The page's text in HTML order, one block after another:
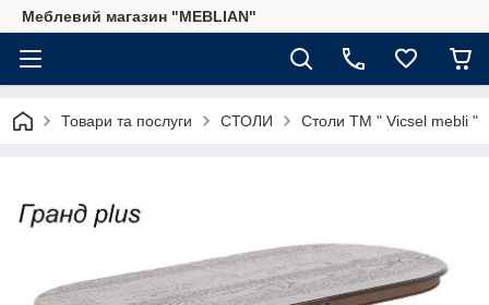
Меблевий магазин "MEBLIAN"
Товари та послуги СТОЛИ Столи ТМ " Vicsel mebli "